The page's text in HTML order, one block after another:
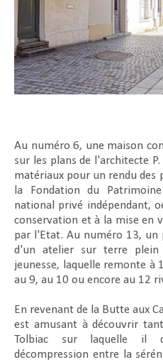
Au numéro 6, une maison
sur les plans de l'architecte
matériaux pour un rendu des
la Fondation du
national privé indépendant,
conservation et à la mise en
par l'Etat. Au numéro 13,
d'un atelier sur terre plein
jeunesse, laquelle remonte à
au 9, au 10 ou encore au 12
En revenant de la Butte aux
est amusant à découvrir
Tolbiac sur laquelle il
décompression entre la